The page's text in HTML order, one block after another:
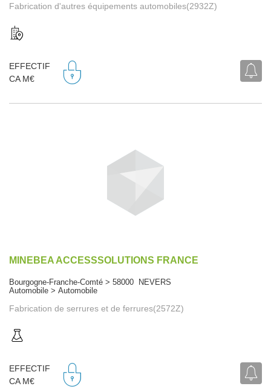
Fabrication d'autres équipements automobiles(2932Z)
EFFECTIF
CA M€
MINEBEA ACCESSSOLUTIONS FRANCE
Bourgogne-Franche-Comté > 58000 NEVERS
Automobile > Automobile
Fabrication de serrures et de ferrures(2572Z)
EFFECTIF
CA M€